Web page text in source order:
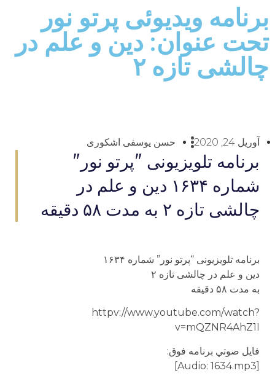
برنامه ویدیوئى پرتو نور
تحت عنوان: دين و علم در
چالشى تازه ۲
آوریل 24, 2020 حسن یوسفی اشکوری
برنامه تلويزيونى "پرتو نور"
شماره ۱۶۳۴ دين و علم در
چالشى تازه ۲ به مدت ۵۸ دقيقه
برنامه تلويزيونى “پرتو نور” شماره ۱۶۳۴
دين و علم در چالشى تازه ۲
به مدت ۵۸ دقيقه
httpv://www.youtube.com/watch?
v=mQZNR4AhZ1I
فايل صوتي برنامه فوق:
[Audio: 1634.mp3]